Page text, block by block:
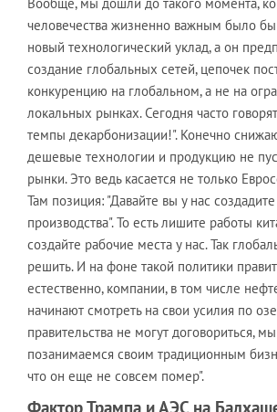
человечества жизненно важным было
новый технологический уклад, а он
создание глобальных сетей, цепочек
конкуренцию на глобальном, а не на
локальных рынках. Сегодня часто
темпы декарбонизации!". Конечно
дешевые технологии и продукцию не
рынки. Это ведь касается не только
Там позиция: "Давайте вы у нас создадите
производства". То есть лишите работы
создайте рабочие места у нас. Так
решить. И на фоне такой политики
естественно, компании, в том числе
начинают смотреть на свои усилия по
правительства не могут договориться,
позанимаемся своим традиционным
что он еще не совсем помер".